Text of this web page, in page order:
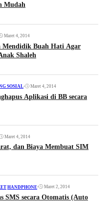
Mudah
Maret 4, 2014
Mendidik Buah Hati Agar
Shaleh
SOSIAL• Maret 4, 2014
Aplikasi di BB secara
Maret 4, 2014
dan Biaya Membuat SIM
HANDPHONE• Maret 2, 2014
SMS secara Otomatis (Auto